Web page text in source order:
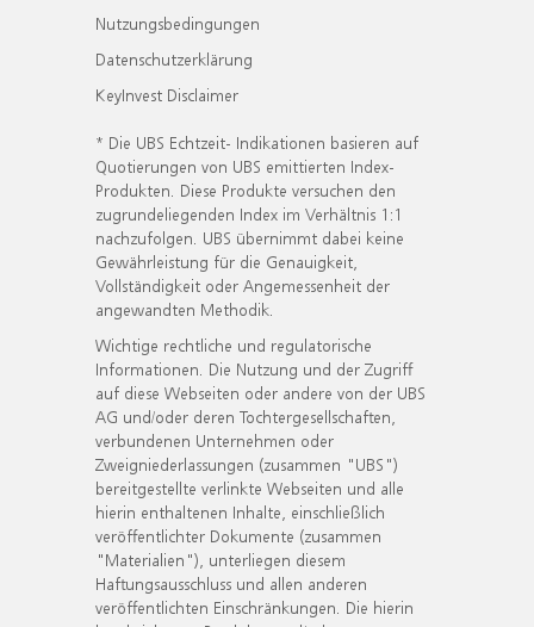
Nutzungsbedingungen
Datenschutzerklärung
KeyInvest Disclaimer
* Die UBS Echtzeit- Indikationen basieren auf
Quotierungen von UBS emittierten Index-
Produkten. Diese Produkte versuchen den
zugrundeliegenden Index im Verhältnis 1:1
nachzufolgen. UBS übernimmt dabei keine
Gewährleistung für die Genauigkeit,
Vollständigkeit oder Angemessenheit der
angewandten Methodik.
Wichtige rechtliche und regulatorische
Informationen. Die Nutzung und der Zugriff
auf diese Webseiten oder andere von der UBS
AG und/oder deren Tochtergesellschaften,
verbundenen Unternehmen oder
Zweigniederlassungen (zusammen "UBS")
bereitgestellte verlinkte Webseiten und alle
hierin enthaltenen Inhalte, einschließlich
veröffentlichter Dokumente (zusammen
"Materialien"), unterliegen diesem
Haftungsausschluss und allen anderen
veröffentlichten Einschränkungen. Die hierin